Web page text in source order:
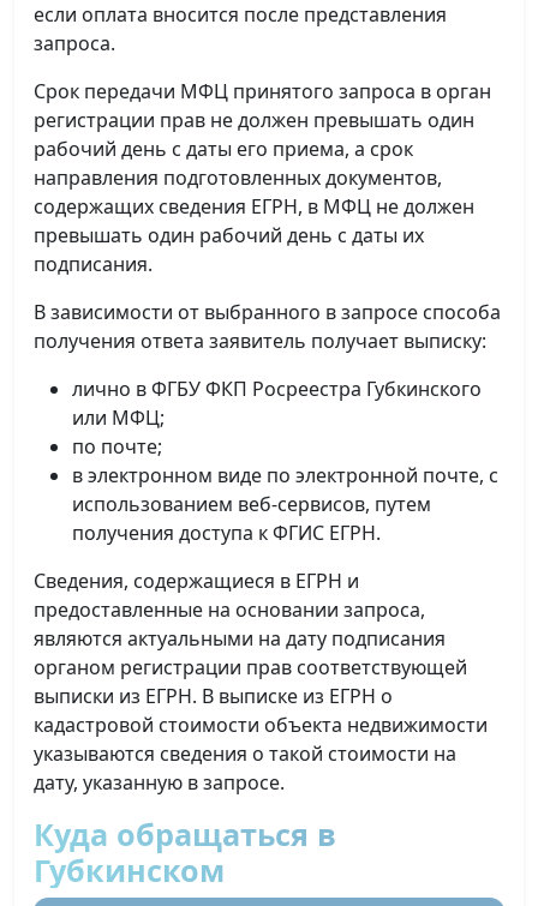
если оплата вносится после представления
запроса.
Срок передачи МФЦ принятого запроса в орган
регистрации прав не должен превышать один
рабочий день с даты его приема, а срок
направления подготовленных документов,
содержащих сведения ЕГРН, в МФЦ не должен
превышать один рабочий день с даты их
подписания.
В зависимости от выбранного в запросе способа
получения ответа заявитель получает выписку:
лично в ФГБУ ФКП Росреестра Губкинского
или МФЦ;
по почте;
в электронном виде по электронной почте, с
использованием веб-сервисов, путем
получения доступа к ФГИС ЕГРН.
Сведения, содержащиеся в ЕГРН и
предоставленные на основании запроса,
являются актуальными на дату подписания
органом регистрации прав соответствующей
выписки из ЕГРН. В выписке из ЕГРН о
кадастровой стоимости объекта недвижимости
указываются сведения о такой стоимости на
дату, указанную в запросе.
Куда обращаться в
Губкинском